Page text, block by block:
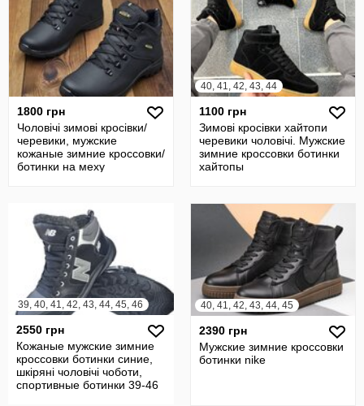
1800 грн
Чоловічі зимові кросівки/
черевики, мужские
кожаные зимние кроссовки/
ботинки на меху
40, 41, 42, 43, 44
1100 грн
Зимові кросівки хайтопи
черевики чоловічі. Мужские
зимние кроссовки ботинки
хайтопы
39, 40, 41, 42, 43, 44, 45, 46
2550 грн
Кожаные мужские зимние
кроссовки ботинки синие,
шкіряні чоловічі чоботи,
спортивные ботинки 39-46
40, 41, 42, 43, 44, 45
2390 грн
Мужские зимние кроссовки
ботинки nike